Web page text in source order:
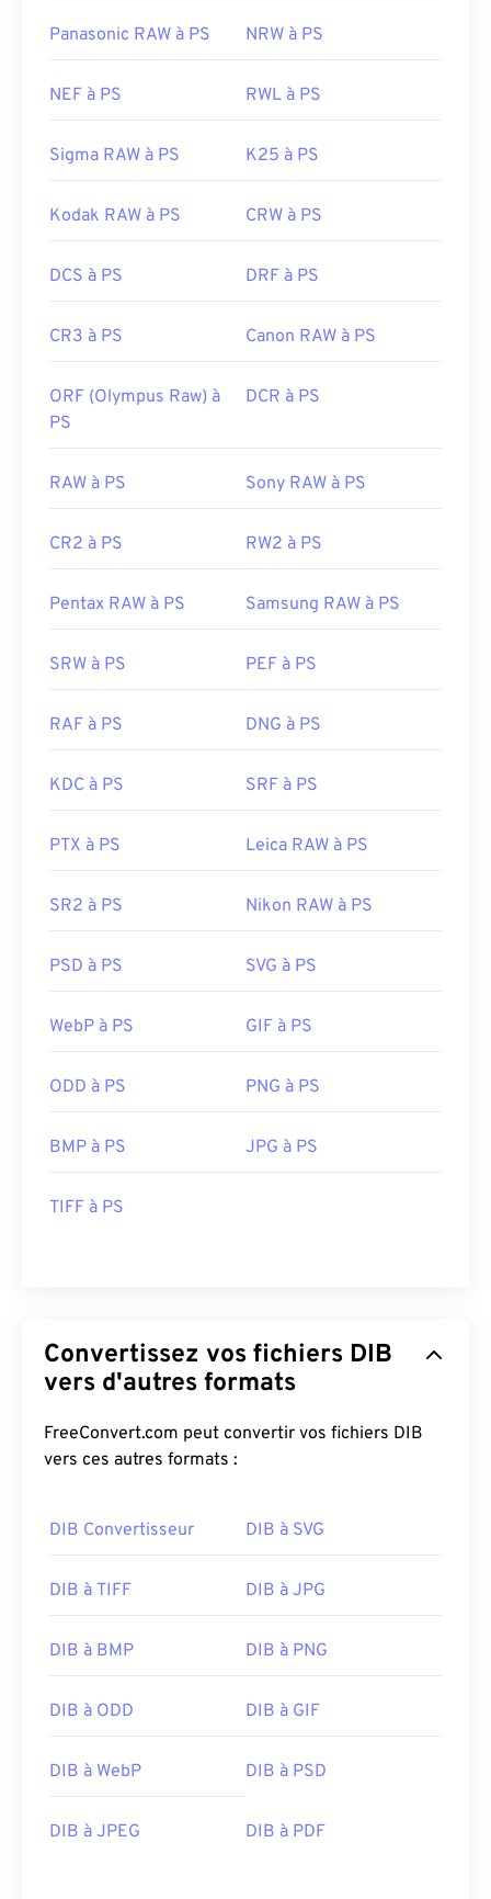
Développé par : Microsoft Corporation
Panasonic RAW à PS NRW à PS
NEF à PS RWL à PS
Sigma RAW à PS K25 à PS
Kodak RAW à PS CRW à PS
DCS à PS DRF à PS
CR3 à PS Canon RAW à PS
ORF (Olympus Raw) à
PS
DCR à PS
RAW à PS Sony RAW à PS
CR2 à PS RW2 à PS
Pentax RAW à PS Samsung RAW à PS
SRW à PS PEF à PS
RAF à PS DNG à PS
KDC à PS SRF à PS
PTX à PS Leica RAW à PS
SR2 à PS Nikon RAW à PS
PSD à PS SVG à PS
WebP à PS GIF à PS
ODD à PS PNG à PS
BMP à PS JPG à PS
TIFF à PS
Convertissez vos fichiers DIB
vers d'autres formats
FreeConvert.com peut convertir vos fichiers DIB
vers ces autres formats :
DIB Convertisseur DIB à SVG
DIB à TIFF DIB à JPG
DIB à BMP DIB à PNG
DIB à ODD DIB à GIF
DIB à WebP DIB à PSD
DIB à JPEG DIB à PDF